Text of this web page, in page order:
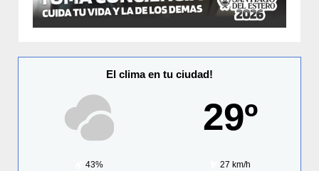
El clima en tu ciudad!
29º
43% 27 km/h